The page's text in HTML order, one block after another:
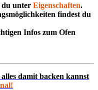
du unter Eigenschaften.
findest du
Infos zum Ofen
damit backen kannst